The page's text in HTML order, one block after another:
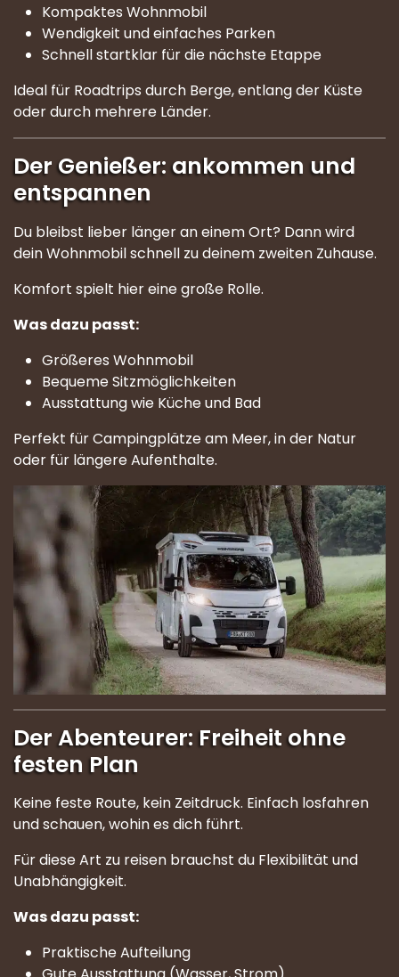
Kompaktes Wohnmobil
Wendigkeit und einfaches Parken
Schnell startklar für die nächste Etappe
Ideal für Roadtrips durch Berge, entlang der Küste
oder durch mehrere Länder.
Der Genießer: ankommen und
entspannen
Du bleibst lieber länger an einem Ort? Dann wird
dein Wohnmobil schnell zu deinem zweiten Zuhause.
Komfort spielt hier eine große Rolle.
Was dazu passt:
Größeres Wohnmobil
Bequeme Sitzmöglichkeiten
Ausstattung wie Küche und Bad
Perfekt für Campingplätze am Meer, in der Natur
oder für längere Aufenthalte.
Der Abenteurer: Freiheit ohne
festen Plan
Keine feste Route, kein Zeitdruck. Einfach losfahren
und schauen, wohin es dich führt.
Für diese Art zu reisen brauchst du Flexibilität und
Unabhängigkeit.
Was dazu passt:
Praktische Aufteilung